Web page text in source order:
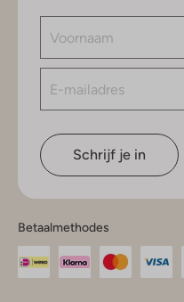
Schrijf je in
Betaalmethodes